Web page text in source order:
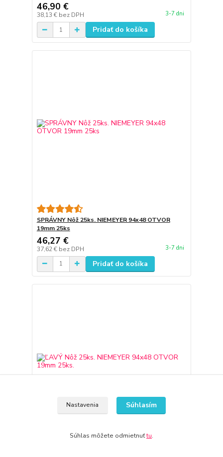
46,90 €
38,13 € bez DPH 3-7 dni
Pridať do košíka
SPRÁVNY Nôž 25ks. NIEMEYER 94x48 OTVOR
19mm 25ks
46,27 €
37,62 € bez DPH 3-7 dni
Pridať do košíka
Nastavenia Súhlasím
Súhlas môžete odmietnuťtu.